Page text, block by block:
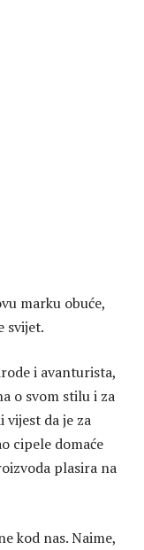
marku obuće,
svijet.
i avanturista,
o svom stilu i za
vijest da je za
cipele domaće
plasira na
kod nas. Naime,